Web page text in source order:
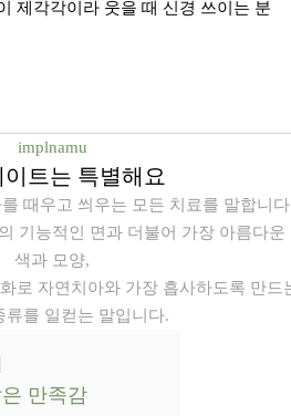
제각각이라 웃을 때 신경 쓰이는 분
implnamu
이트는 특별해요
때우고 씌우는 모든 치료를 말합니
기능적인 면과 더불어 가장 아름다운
색과 모양,
로 자연치아와 가장 흡사하도록 만드
류를 일컫는 말입니다.
만족감